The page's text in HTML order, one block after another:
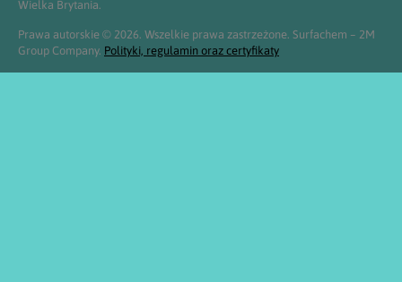
Wielka Brytania.
Prawa autorskie © 2026. Wszelkie prawa zastrzeżone. Surfachem – 2M
Group Company. Polityki, regulamin oraz certyfikaty